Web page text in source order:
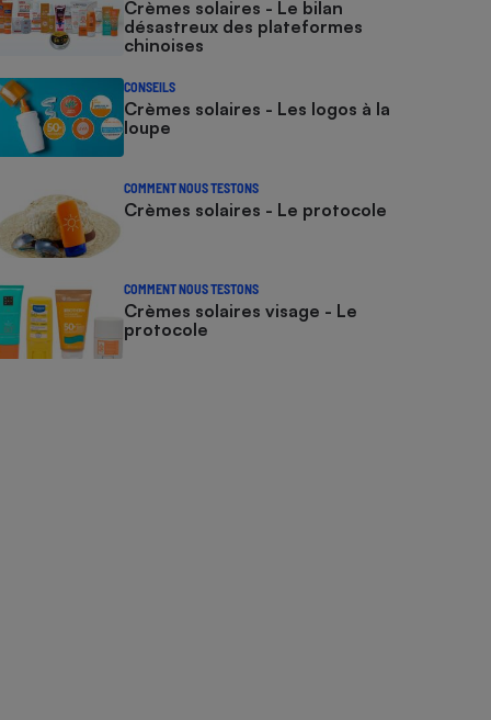
Crèmes solaires - Le bilan
désastreux des plateformes
chinoises
CONSEILS
Crèmes solaires - Les logos à la
loupe
COMMENT NOUS TESTONS
Crèmes solaires - Le protocole
COMMENT NOUS TESTONS
Crèmes solaires visage - Le
protocole